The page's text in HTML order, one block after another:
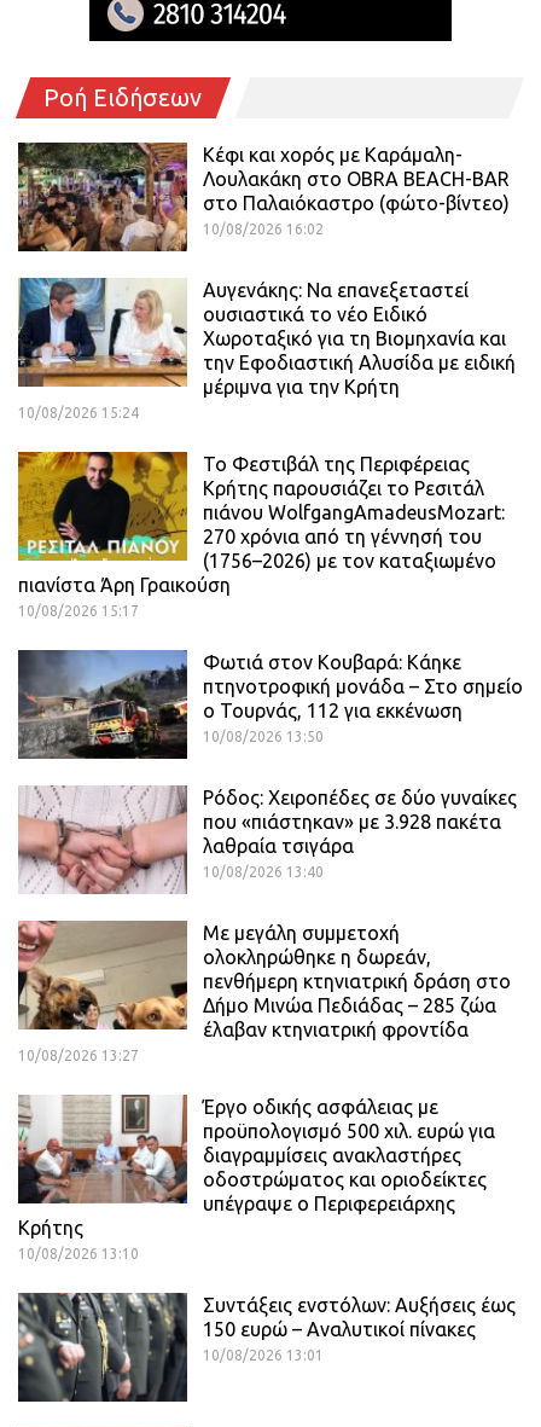
Ροή Ειδήσεων
Κέφι και χορός με Καράμαλη-
Λουλακάκη στο OBRA BEACH-BAR
στο Παλαιόκαστρο (φώτο-βίντεο)
10/08/2026 16:02
Αυγενάκης: Να επανεξεταστεί
ουσιαστικά το νέο Ειδικό
Χωροταξικό για τη Βιομηχανία και
την Εφοδιαστική Αλυσίδα με ειδική
μέριμνα για την Κρήτη
10/08/2026 15:24
Το Φεστιβάλ της Περιφέρειας
Κρήτης παρουσιάζει το Ρεσιτάλ
πιάνου WolfgangAmadeusMozart:
270 χρόνια από τη γέννησή του
(1756–2026) με τον καταξιωμένο
πιανίστα Άρη Γραικούση
10/08/2026 15:17
Φωτιά στον Κουβαρά: Κάηκε
πτηνοτροφική μονάδα – Στο σημείο
ο Τουρνάς, 112 για εκκένωση
10/08/2026 13:50
Ρόδος: Χειροπέδες σε δύο γυναίκες
που «πιάστηκαν» με 3.928 πακέτα
λαθραία τσιγάρα
10/08/2026 13:40
Με μεγάλη συμμετοχή
ολοκληρώθηκε η δωρεάν,
πενθήμερη κτηνιατρική δράση στο
Δήμο Μινώα Πεδιάδας – 285 ζώα
έλαβαν κτηνιατρική φροντίδα
10/08/2026 13:27
Έργο οδικής ασφάλειας με
προϋπολογισμό 500 χιλ. ευρώ για
διαγραμμίσεις ανακλαστήρες
οδοστρώματος και οριοδείκτες
υπέγραψε ο Περιφερειάρχης
Κρήτης
10/08/2026 13:10
Συντάξεις ενστόλων: Αυξήσεις έως
150 ευρώ – Αναλυτικοί πίνακες
10/08/2026 13:01